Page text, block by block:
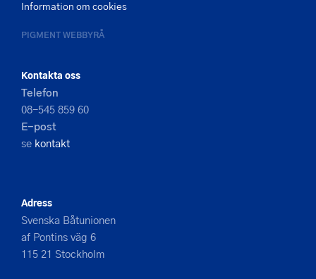
Information om cookies
PIGMENT WEBBYRÅ
Kontakta oss
Telefon
08-545 859 60
E-post
se kontakt
Adress
Svenska Båtunionen
af Pontins väg 6
115 21 Stockholm